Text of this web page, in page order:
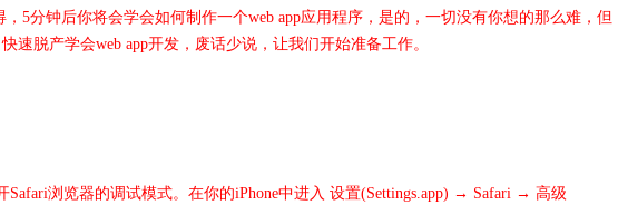
，5分钟后你将会学会如何制作一个web app应用程序，是的，一切没有你想的那么难，但
速脱产学会web app开发，废话少说，让我们开始准备工作。
Safari浏览器的调试模式。在你的iPhone中进入 设置(Settings.app) → Safari → 高级